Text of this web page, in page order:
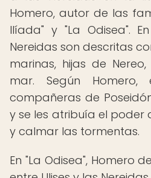
Homero, autor de las
Ilíada" y "La Odisea".
Nereidas son descritas
marinas, hijas de
mar. Según Homero,
compañeras de
y se les atribuía el poder
y calmar las tormentas.
En "La Odisea", Homero